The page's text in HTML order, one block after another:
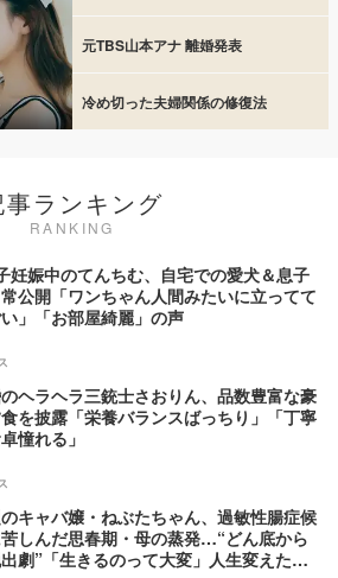
元TBS山本アナ 離婚発表
冷め切った夫婦関係の修復法
事ランキング
RANKING
妊娠中のてんちむ、自宅での愛犬＆息子
公開「ワンちゃん人間みたいに立ってて
」「お部屋綺麗」の声
ヘラヘラ三銃士さおりん、品数豊富な豪
を披露「栄養バランスばっちり」「丁寧
憧れる」
キャバ嬢・ねぶたちゃん、過敏性腸症候
しんだ思春期・母の蒸発…“どん底から
劇”「生きるのって大変」人生変えた言